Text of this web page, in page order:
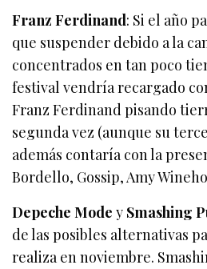
Franz Ferdinand: Si el año
que suspender debido a la
concentrados en tan poco
festival vendría recargado
Franz Ferdinand pisando
segunda vez (aunque su
además contaría con la
Bordello, Gossip, Amy
Depeche Mode y Smashing
de las posibles alternativas
realiza en noviembre.